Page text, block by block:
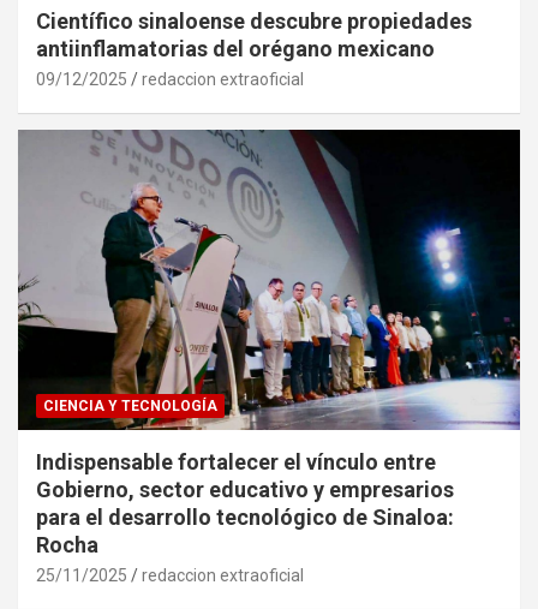
Científico sinaloense descubre propiedades
antiinflamatorias del orégano mexicano
09/12/2025 redaccion extraoficial
CIENCIA Y TECNOLOGÍA
Indispensable fortalecer el vínculo entre
Gobierno, sector educativo y empresarios
para el desarrollo tecnológico de Sinaloa:
Rocha
25/11/2025 redaccion extraoficial